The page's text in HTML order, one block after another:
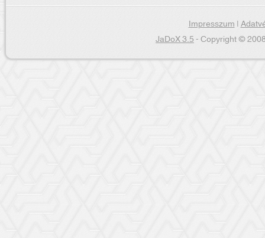
Impresszum|
JaDoX 3.5- Copyright ©